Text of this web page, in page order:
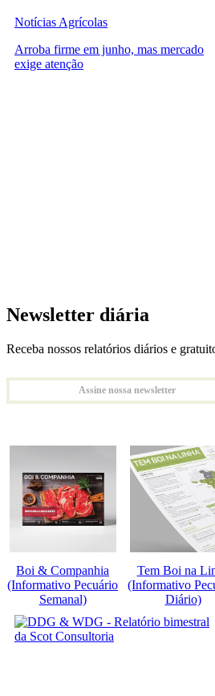
Notícias Agrícolas
Arroba firme em junho, mas mercado
exige atenção
Newsletter diária
Receba nossos relatórios diários e
Assine nossa newsletter
Boi & Companhia
(Informativo Pecuário
Semanal)
Tem Boi na
(Informativo
Diário)